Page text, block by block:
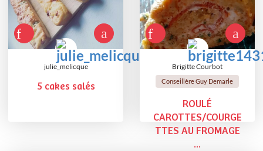
julie_melicque
5 cakes salés
Brigitte Courbot
Conseillère Guy Demarle
ROULÉ
CAROTTES/COURGE
TTES AU FROMAGE
...